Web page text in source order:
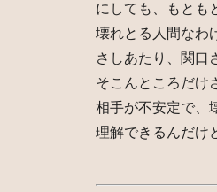
にしても、もとも
壊れとる人間なわ
さしあたり、関口
そこんところだけ
相手が不安定で、
理解できるんだけ